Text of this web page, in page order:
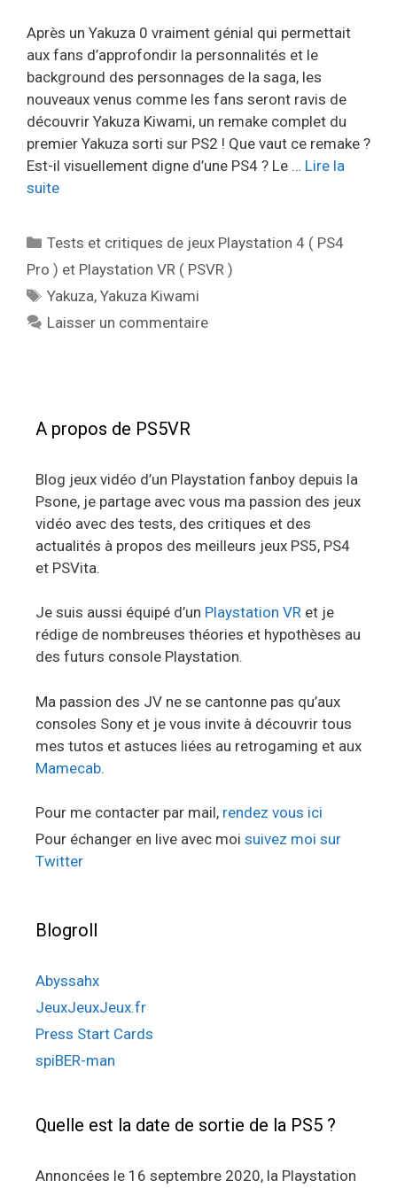
Après un Yakuza 0 vraiment génial qui permettait
aux fans d’approfondir la personnalités et le
background des personnages de la saga, les
nouveaux venus comme les fans seront ravis de
découvrir Yakuza Kiwami, un remake complet du
premier Yakuza sorti sur PS2 ! Que vaut ce remake ?
Est-il visuellement digne d’une PS4 ? Le … Lire la
suite
Catégories
Tests et critiques de jeux Playstation 4 ( PS4
Pro ) et Playstation VR ( PSVR )
Étiquettes
Yakuza,Yakuza Kiwami
Laisser un commentaire
A propos de PS5VR
Blog jeux vidéo d’un Playstation fanboy depuis la
Psone, je partage avec vous ma passion des jeux
vidéo avec des tests, des critiques et des
actualités à propos des meilleurs jeux PS5, PS4
et PSVita.
Je suis aussi équipé d’un Playstation VR et je
rédige de nombreuses théories et hypothèses au
des futurs console Playstation.
Ma passion des JV ne se cantonne pas qu’aux
consoles Sony et je vous invite à découvrir tous
mes tutos et astuces liées au retrogaming et aux
Mamecab.
Pour me contacter par mail, rendez vous ici
Pour échanger en live avec moi suivez moi sur
Twitter
Blogroll
Abyssahx
JeuxJeuxJeux.fr
Press Start Cards
spiBER-man
Quelle est la date de sortie de la PS5 ?
Annoncées le 16 septembre 2020, la Playstation